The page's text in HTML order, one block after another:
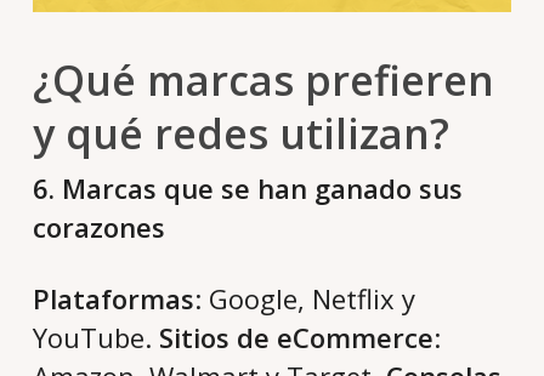
¿Qué marcas prefieren
y qué redes utilizan?
6. Marcas que se han ganado sus
corazones
Plataformas: Google, Netflix y
YouTube. Sitios de eCommerce: